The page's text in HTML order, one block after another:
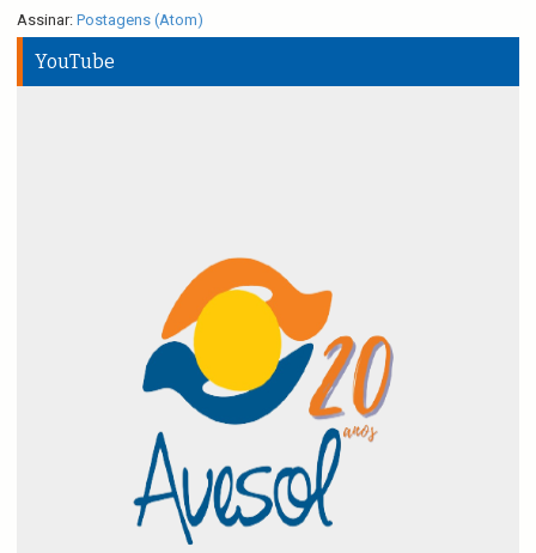
Assinar: Postagens (Atom)
YouTube